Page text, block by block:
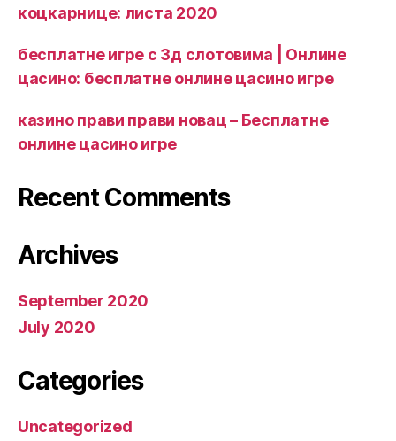
коцкарнице: листа 2020
бесплатне игре с 3д слотовима | Онлине
цасино: бесплатне онлине цасино игре
казино прави прави новац – Бесплатне
онлине цасино игре
Recent Comments
Archives
September 2020
July 2020
Categories
Uncategorized